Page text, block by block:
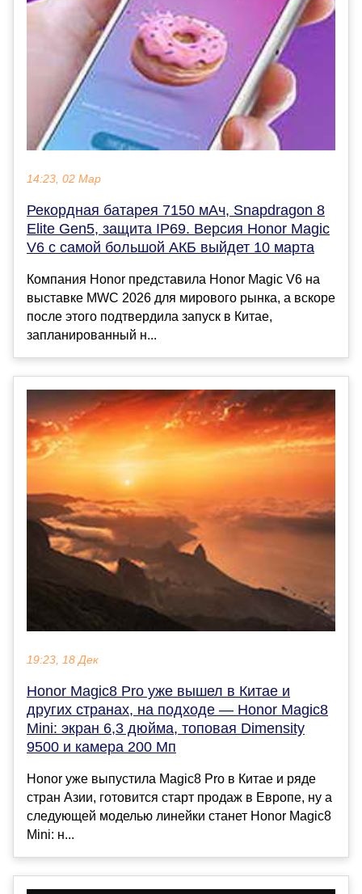
14:23, 02 Мар
Рекордная батарея 7150 мАч, Snapdragon 8
Elite Gen5, защита IP69. Версия Honor Magic
V6 с самой большой АКБ выйдет 10 марта
Компания Honor представила Honor Magic V6 на
выставке MWC 2026 для мирового рынка, а вскоре
после этого подтвердила запуск в Китае,
запланированный н...
19:23, 18 Дек
Honor Magic8 Pro уже вышел в Китае и
других странах, на подходе — Honor Magic8
Mini: экран 6,3 дюйма, топовая Dimensity
9500 и камера 200 Мп
Honor уже выпустила Magic8 Pro в Китае и ряде
стран Азии, готовится старт продаж в Европе, ну а
следующей моделью линейки станет Honor Magic8
Mini: н...